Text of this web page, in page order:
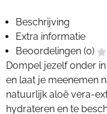
Beschrijving
Extra informatie
Beoordelingen (0)
Dompel jezelf onder
en laat je meenemen
natuurlijk aloë vera-
hydrateren en te